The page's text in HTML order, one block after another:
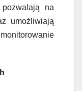
na
umożliwiają